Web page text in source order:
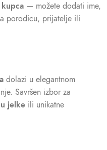
— možete dodati ime,
porodicu, prijatelje ili
dolazi u elegantnom
Savršen izbor za
jelke ili unikatne